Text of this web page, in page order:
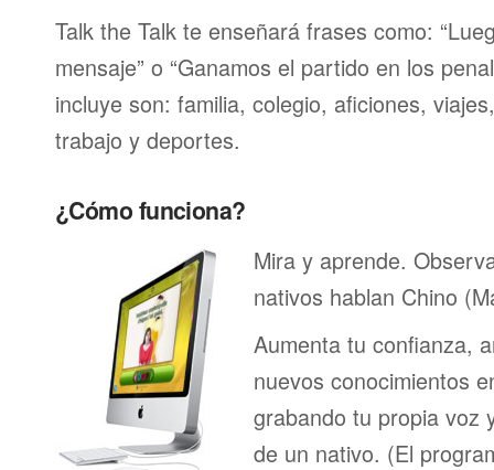
Talk the Talk te enseñará frases como:
mensaje” o “Ganamos el partido en los
incluye son: familia, colegio, aficiones,
trabajo y deportes.
¿Cómo funciona?
Mira y aprende.
nativos hablan Chino
Aumenta tu confianza,
nuevos conocimientos
grabando tu propia voz
de un nativo. (El